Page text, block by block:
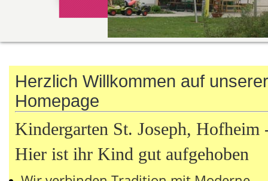
Herzlich Willkommen auf
Homepage
Kindergarten St. Joseph, Hofheim
Hier ist ihr Kind gut aufgehoben